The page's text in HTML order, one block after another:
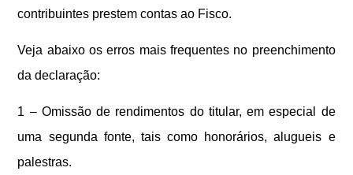
contribuintes prestem contas ao Fisco.
Veja abaixo os erros mais frequentes no preenchimento
da declaração:
1 – Omissão de rendimentos do titular, em especial de
uma segunda fonte, tais como honorários, alugueis e
palestras.